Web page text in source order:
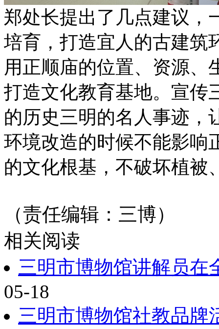
郑处长提出了几点建议，
培育，打造宜人的古建筑
用正顺庙的位置、资源、
打造文化教育基地。宣传
的历史三明的名人事迹，
环境改造的时候不能影响
的文化根基，不破坏植被
（责任编辑：三博）
相关阅读
三明市博物馆讲解员在
05-18
三明市博物馆社教品牌